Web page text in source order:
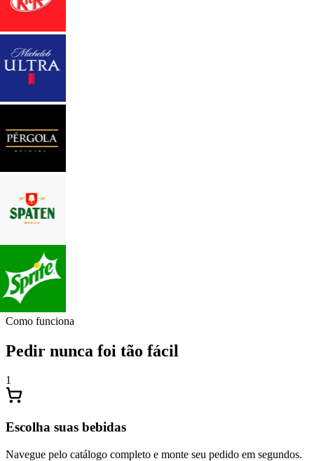
Como funciona
Pedir nunca foi tão fácil
1
Escolha suas bebidas
Navegue pelo catálogo completo e monte seu pedido em segundos.